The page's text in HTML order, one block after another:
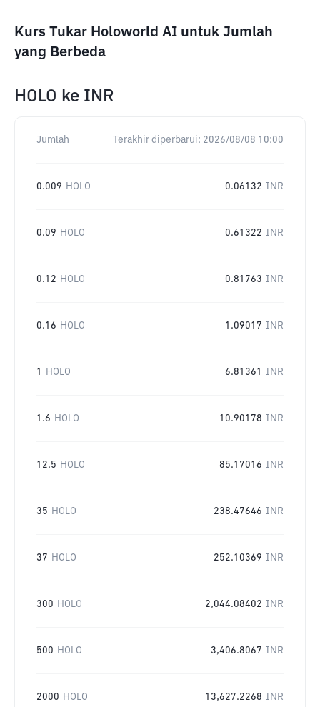
Kurs Tukar Holoworld AI untuk Jumlah
yang Berbeda
HOLO ke INR
Jumlah Terakhir diperbarui: 2026/08/08 10:00
0.009 HOLO 0.06132 INR
0.09 HOLO 0.61322 INR
0.12 HOLO 0.81763 INR
0.16 HOLO 1.09017 INR
1 HOLO 6.81361 INR
1.6 HOLO 10.90178 INR
12.5 HOLO 85.17016 INR
35 HOLO 238.47646 INR
37 HOLO 252.10369 INR
300 HOLO 2,044.08402 INR
500 HOLO 3,406.8067 INR
2000 HOLO 13,627.2268 INR